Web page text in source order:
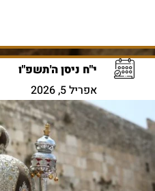
י"ח ניסן ה'תשפ"ו
אפריל 5, 2026